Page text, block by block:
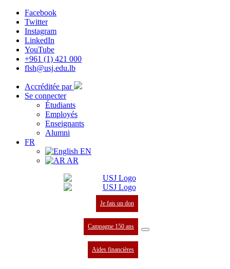
Facebook
Twitter
Instagram
LinkedIn
YouTube
+961 (1) 421 000
flsh@usj.edu.lb
Accréditée par
Se connecter
Étudiants
Employés
Enseignants
Alumni
FR
EN
AR
Je fais un don
Campagne 150 ans
Aides financières